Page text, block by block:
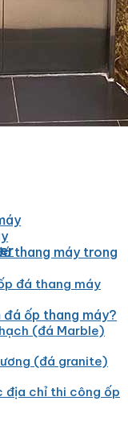
thang máy trong
đá thang máy
ốp thang máy?
(đá Marble)
(đá granite)
địa chỉ thi công ốp